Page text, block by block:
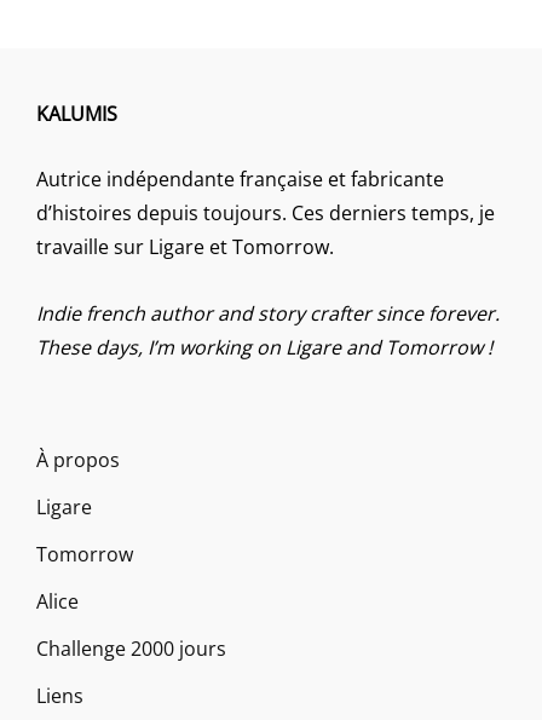
KALUMIS
Autrice indépendante française et fabricante
d’histoires depuis toujours. Ces derniers temps, je
travaille sur Ligare et Tomorrow.
Indie french author and story crafter since forever.
These days, I’m working on Ligare and Tomorrow !
À propos
Ligare
Tomorrow
Alice
Challenge 2000 jours
Liens